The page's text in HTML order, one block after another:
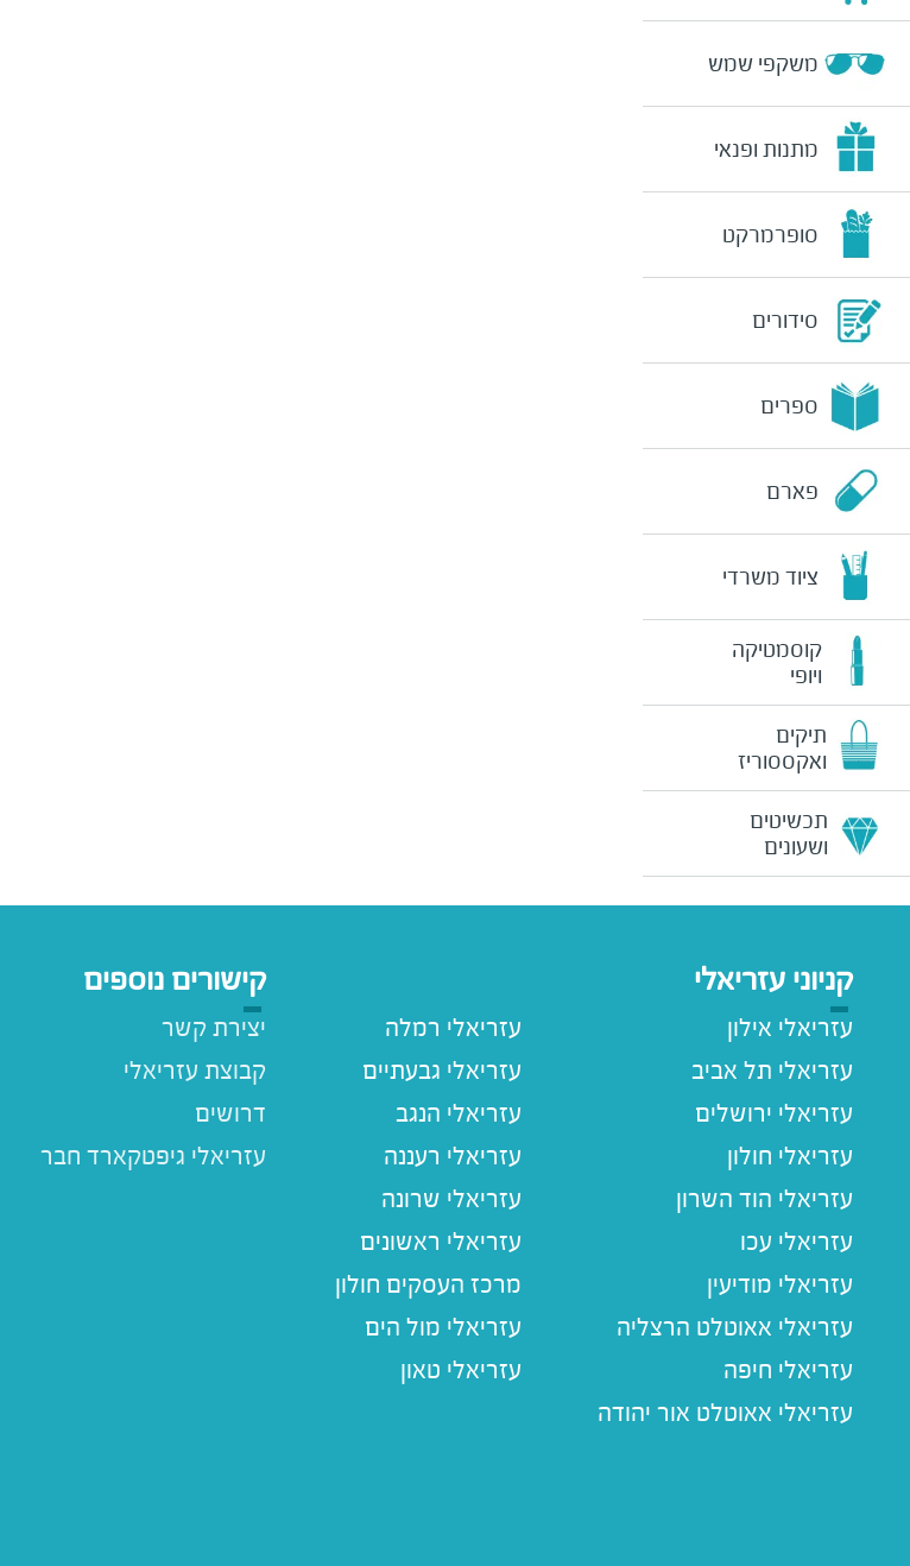
משקפי שמש
מתנות ופנאי
סופרמרקט
סידורים
ספרים
פארם
ציוד משרדי
קוסמטיקה
ויופי
תיקים
ואקססוריז
תכשיטים
ושעונים
קניוני עזריאלי
עזריאלי אילון
עזריאלי תל אביב
עזריאלי ירושלים
עזריאלי חולון
עזריאלי הוד השרון
עזריאלי עכו
עזריאלי מודיעין
עזריאלי אאוטלט הרצליה
עזריאלי חיפה
עזריאלי אאוטלט אור יהודה
עזריאלי רמלה
עזריאלי גבעתיים
עזריאלי הנגב
עזריאלי רעננה
עזריאלי שרונה
עזריאלי ראשונים
מרכז העסקים חולון
עזריאלי מול הים
עזריאלי טאון
קישורים נוספים
יצירת קשר
קבוצת עזריאלי
דרושים